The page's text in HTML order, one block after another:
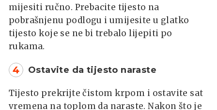
mijesiti ručno. Prebacite tijesto na
pobrašnjenu podlogu i umijesite u glatko
tijesto koje se ne bi trebalo lijepiti po
rukama.
4 Ostavite da tijesto naraste
Tijesto prekrijte čistom krpom i ostavite sat
vremena na toplom da naraste. Nakon što je